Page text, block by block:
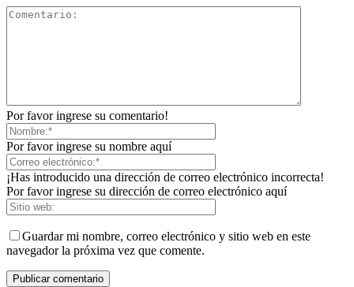
Por favor ingrese su comentario!
Por favor ingrese su nombre aquí
¡Has introducido una dirección de correo electrónico incorrecta!
Por favor ingrese su dirección de correo electrónico aquí
Guardar mi nombre, correo electrónico y sitio web en este
navegador la próxima vez que comente.